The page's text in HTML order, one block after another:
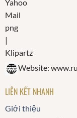
Website:
LIÊN KẾT NHANH
Giới thiệu